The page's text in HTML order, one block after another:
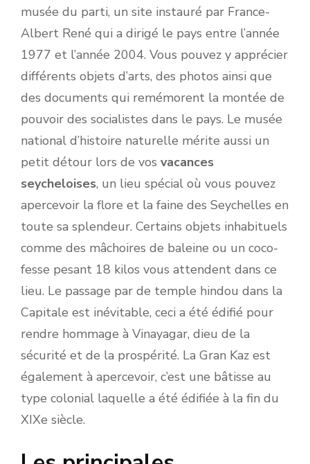
musée du parti, un site instauré par France-
Albert René qui a dirigé le pays entre l’année
1977 et l’année 2004. Vous pouvez y apprécier
différents objets d’arts, des photos ainsi que
des documents qui remémorent la montée de
pouvoir des socialistes dans le pays. Le musée
national d’histoire naturelle mérite aussi un
petit détour lors de vos vacances
seycheloises, un lieu spécial où vous pouvez
apercevoir la flore et la faine des Seychelles en
toute sa splendeur. Certains objets inhabituels
comme des mâchoires de baleine ou un coco-
fesse pesant 18 kilos vous attendent dans ce
lieu. Le passage par de temple hindou dans la
Capitale est inévitable, ceci a été édifié pour
rendre hommage à Vinayagar, dieu de la
sécurité et de la prospérité. La Gran Kaz est
également à apercevoir, c’est une bâtisse au
type colonial laquelle a été édifiée à la fin du
XIXe siècle.